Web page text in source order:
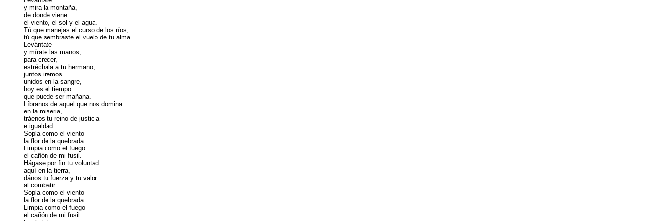
y mira la montaña,
de donde viene
el viento, el sol y el agua.
Tú que manejas el curso de los ríos,
tú que sembraste el vuelo de tu alma.
Levántate
y mírate las manos,
para crecer,
estréchala a tu hermano,
juntos iremos
unidos en la sangre,
hoy es el tiempo
que puede ser mañana.
Líbranos de aquel que nos domina
en la miseria,
tráenos tu reino de justicia
e igualdad.
Sopla como el viento
la flor de la quebrada.
Limpia como el fuego
el cañón de mi fusil.
Hágase por fin tu voluntad
aquí en la tierra,
dános tu fuerza y tu valor
al combatir.
Sopla como el viento
la flor de la quebrada.
Limpia como el fuego
el cañón de mi fusil.